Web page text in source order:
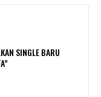
SINGLE BARU